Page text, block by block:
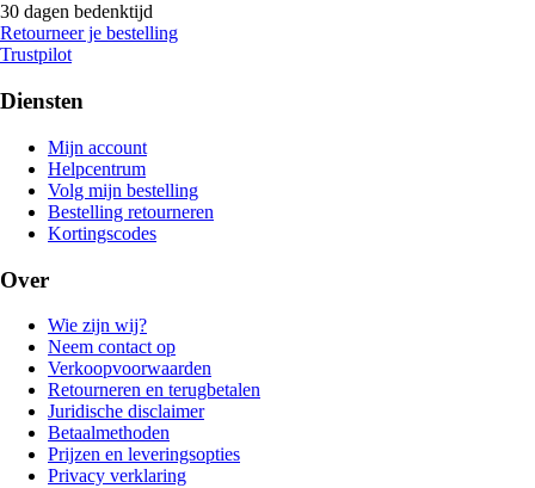
30 dagen bedenktijd
Retourneer je bestelling
Trustpilot
Diensten
Mijn account
Helpcentrum
Volg mijn bestelling
Bestelling retourneren
Kortingscodes
Over
Wie zijn wij?
Neem contact op
Verkoopvoorwaarden
Retourneren en terugbetalen
Juridische disclaimer
Betaalmethoden
Prijzen en leveringsopties
Privacy verklaring